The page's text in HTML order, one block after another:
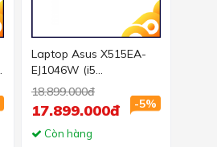
Laptop Asus X515EA-
EJ1046W (i5
1135G7/8GB
RAM/512GB SSD/15.6
FHD/Win 11/Bạc)
18.899.000đ
-5%
17.899.000đ
Còn hàng